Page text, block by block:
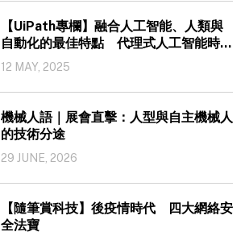
【UiPath專欄】融合人工智能、人類與
自動化的最佳特點 代理式人工智能時代
開啟
12 MAY, 2025
機械人語｜展會直擊：人型與自主機械人
的技術分途
29 JUNE, 2026
【隨筆賞科技】後疫情時代 四大網絡安
全法寶